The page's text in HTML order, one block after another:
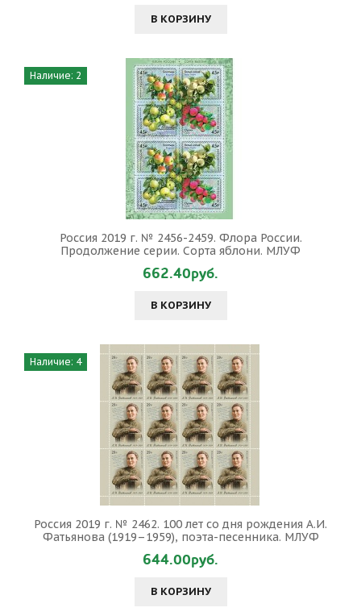
В КОРЗИНУ
Наличие: 2
Россия 2019 г. № 2456-2459. Флора России.
Продолжение серии. Сорта яблони. МЛУФ
662.40руб.
В КОРЗИНУ
Наличие: 4
Россия 2019 г. № 2462. 100 лет со дня рождения А.И.
Фатьянова (1919–1959), поэта-песенника. МЛУФ
644.00руб.
В КОРЗИНУ